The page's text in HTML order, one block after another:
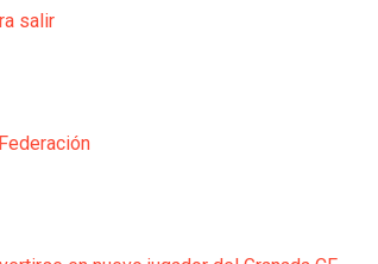
salir